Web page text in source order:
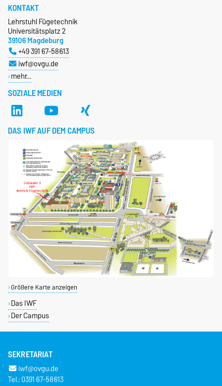
SOZIALE MEDIEN
KONTAKT
Lehrstuhl Fügetechnik
Universitätsplatz 2
39106 Magdeburg
+49 391 67-58613
iwf@ovgu.de
mehr…
DAS IWF AUF DEM CAMPUS
Größere Karte anzeigen
Das IWF
Der Campus
SEKRETARIAT
iwf@ovgu.de
Tel.: 0391 67-58613